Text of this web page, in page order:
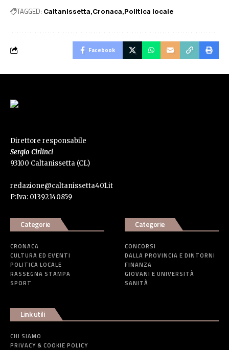
TAGGED: Caltanissetta Cronaca Politica locale
Facebook
Direttore responsabile
Sergio Cirlinci
93100 Caltanissetta (CL)
redazione@caltanissetta401.it
P:Iva: 01392140859
Categorie
CRONACA
CULTURA ED EVENTI
POLITICA LOCALE
RASSEGNA STAMPA
SPORT
Categorie
CONCORSI
DALLA PROVINCIA E DINTORNI
FINANZA
GIOVANI E UNIVERSITÀ
SANITÀ
Link utili
CHI SIAMO
PRIVACY & COOKIE POLICY